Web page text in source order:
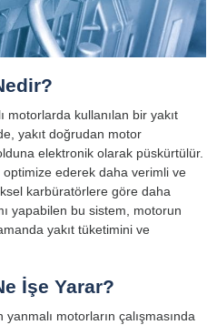
motorlarda kullanılan bir yakıt
yakıt doğrudan motor
elektronik olarak püskürtülür.
optimize ederek daha verimli ve
karbüratörlere göre daha
yapabilen bu sistem, motorun
yakıt tüketimini ve
İşe Yarar?
motorların çalışmasında